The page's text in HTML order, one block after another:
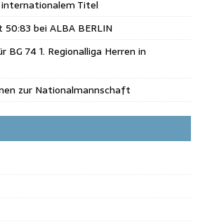
Titel
bei ALBA BERLIN
74 1. Regionalliga Herren in
zur Nationalmannschaft